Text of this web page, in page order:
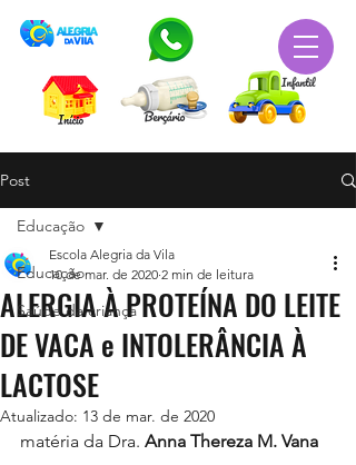
Post
Educação
Saúde da criança
Educação
ALERGIA À PROTEÍNA DO LEITE
DE VACA e INTOLERÂNCIA À
LACTOSE
Escola Alegria da Vila
10 de mar. de 2020 2 min de leitura
Atualizado: 13 de mar. de 2020
matéria da Dra. Anna Thereza M. Vana